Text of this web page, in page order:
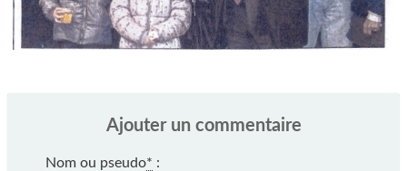
Ajouter un commentaire
Nom ou pseudo* :